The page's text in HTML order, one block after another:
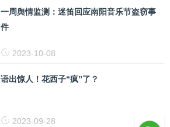
一周舆情监测：迷笛回应南阳音乐节盗窃事
件
2023-10-08
语出惊人！花西子“疯”了？
2023-09-28